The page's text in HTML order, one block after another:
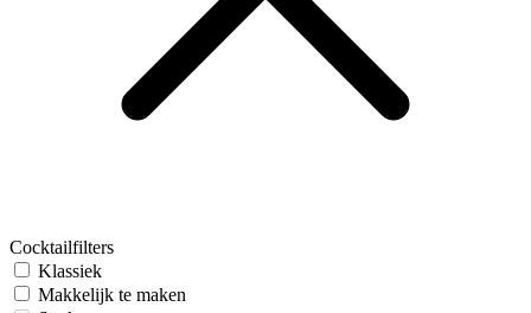
Cocktailfilters
Klassiek
Makkelijk te maken